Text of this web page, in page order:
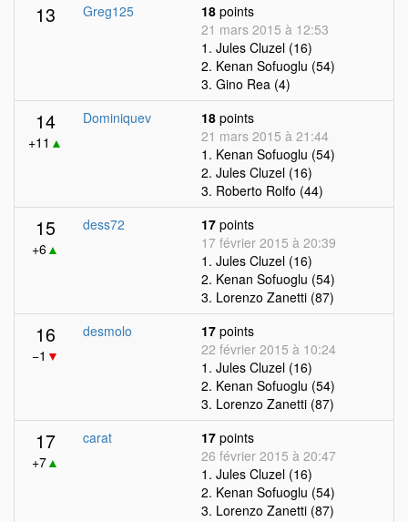
13 Greg125 18 points
21 mars 2015 à 12:53
1. Jules Cluzel (16)
2. Kenan Sofuoglu (54)
3. Gino Rea (4)
14
+11 ▲
Dominiquev 18 points
21 mars 2015 à 21:44
1. Kenan Sofuoglu (54)
2. Jules Cluzel (16)
3. Roberto Rolfo (44)
15
+6▲
dess72 17 points
17 février 2015 à 20:39
1. Jules Cluzel (16)
2. Kenan Sofuoglu (54)
3. Lorenzo Zanetti (87)
16
−1 ▼
desmolo 17 points
22 février 2015 à 10:24
1. Jules Cluzel (16)
2. Kenan Sofuoglu (54)
3. Lorenzo Zanetti (87)
17
+7▲
carat 17 points
26 février 2015 à 20:47
1. Jules Cluzel (16)
2. Kenan Sofuoglu (54)
3. Lorenzo Zanetti (87)